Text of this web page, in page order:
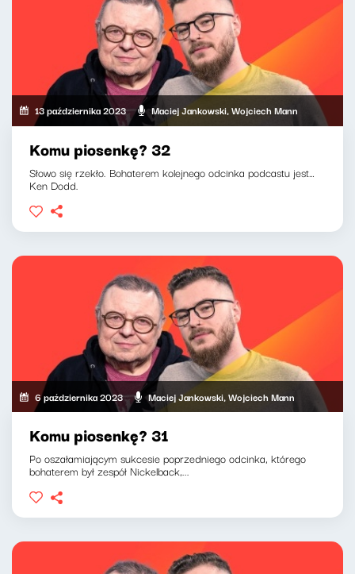
13 października 2023 Maciej Jankowski, Wojciech Mann
Komu piosenkę? 32
Słowo się rzekło. Bohaterem kolejnego odcinka podcastu jest…
Ken Dodd.
6 października 2023 Maciej Jankowski, Wojciech Mann
Komu piosenkę? 31
Po oszałamiającym sukcesie poprzedniego odcinka, którego
bohaterem był zespół Nickelback,...